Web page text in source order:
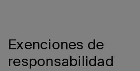
Exenciones de
responsabilidad